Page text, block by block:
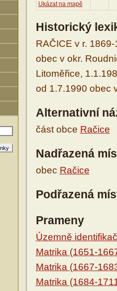
Ukázat na mapě
Historický
RAČICE v r.
obec v okr.
Litoměřice,
od 1.7.1990 obec
Alternativní
část obce Račice
Nadřazená
obec Račice
Podřazená
Prameny
Územně
Matrika (1651-
Matrika (1667-
Matrika (1684-